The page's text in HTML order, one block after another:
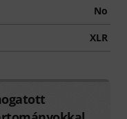
No
XLR